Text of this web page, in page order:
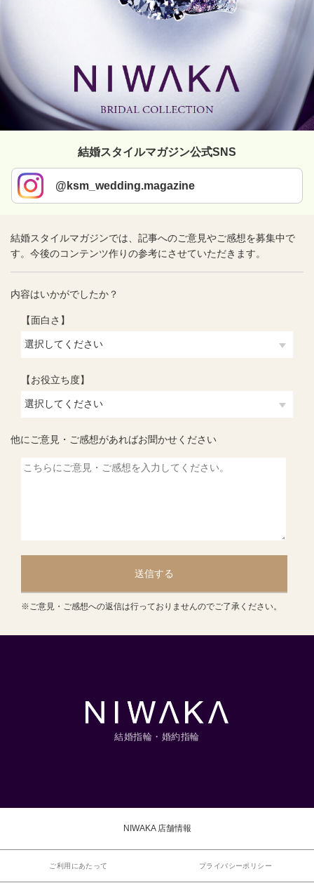
結婚スタイルマガジン公式SNS
@ksm_wedding.magazine
結婚スタイルマガジンでは、記事へのご意見やご感想を募集中で
す。今後のコンテンツ作りの参考にさせていただきます。
内容はいかがでしたか？
【面白さ】
【お役立ち度】
他にご意見・ご感想があればお聞かせください
送信する
※ご意見・ご感想への返信は行っておりませんのでご了承ください。
結婚指輪・婚約指輪
NIWAKA 店舗情報
ご利用にあたって プライバシーポリシー